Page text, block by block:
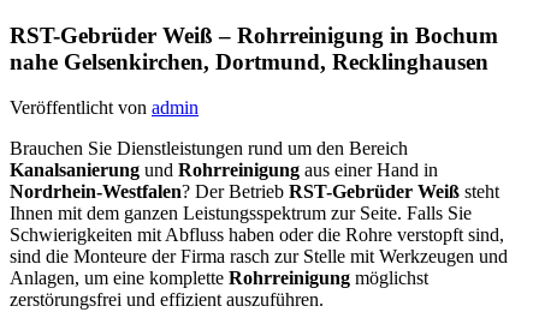
RST-Gebrüder Weiß – Rohrreinigung in Bochum
nahe Gelsenkirchen, Dortmund, Recklinghausen
Veröffentlicht von admin
Brauchen Sie Dienstleistungen rund um den Bereich
Kanalsanierung und Rohrreinigung aus einer Hand in
Nordrhein-Westfalen? Der Betrieb RST-Gebrüder Weiß steht
Ihnen mit dem ganzen Leistungsspektrum zur Seite. Falls Sie
Schwierigkeiten mit Abfluss haben oder die Rohre verstopft sind,
sind die Monteure der Firma rasch zur Stelle mit Werkzeugen und
Anlagen, um eine komplette Rohrreinigung möglichst
zerstörungsfrei und effizient auszuführen.